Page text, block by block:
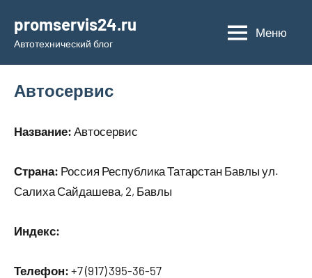
содержимому
promservis24.ru
Автотехнический блог
Меню
Автосервис
Название: Автосервис
Страна: Россия Республика Татарстан Бавлы ул.
Салиха Сайдашева, 2, Бавлы
Индекс:
Телефон: +7 (917) 395-36-57